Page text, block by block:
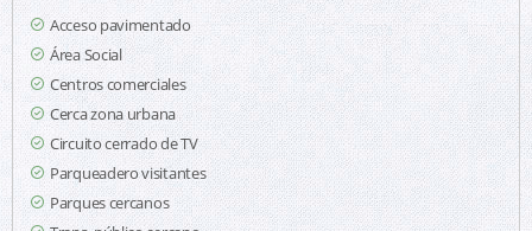
Acceso pavimentado
Área Social
Centros comerciales
Cerca zona urbana
Circuito cerrado de TV
Parqueadero visitantes
Parques cercanos